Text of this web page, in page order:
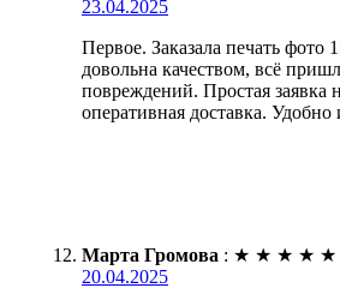
23.04.2025
Первое. Заказала печать фото
довольна качеством, всё
повреждений. Простая заявка
оперативная доставка. Удобно
Марта Громова : ★ ★ ★ ★ ★
20.04.2025